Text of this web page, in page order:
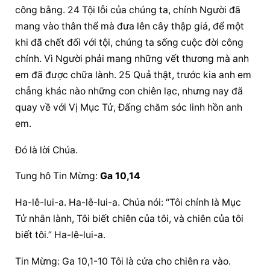
công bằng. 24 Tội lỗi của chúng ta, chính Người đã
mang vào thân thể mà đưa lên cây thập giá, để một
khi đã chết đối với tội, chúng ta sống cuộc đời công
chính. Vì Người phải mang những vết thương mà anh
em đã được chữa lành. 25 Quả thật, trước kia anh em
chẳng khác nào những con chiên lạc, nhưng nay đã
quay về với Vị Mục Tử, Đấng chăm sóc linh hồn anh
em.
Đó là lời Chúa.
Tung hô Tin Mừng: Ga 10,14
Ha-lê-lui-a. Ha-lê-lui-a. Chúa nói: “Tôi chính là Mục
Tử nhân lành, Tôi biết chiên của tôi, và chiên của tôi
biết tôi.” Ha-lê-lui-a.
Tin Mừng: Ga 10,1-10 Tôi là cửa cho chiên ra vào.